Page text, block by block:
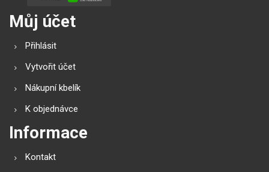
Můj účet
Přihlásit
Vytvořit účet
Nákupní kbelík
K objednávce
Informace
Kontakt